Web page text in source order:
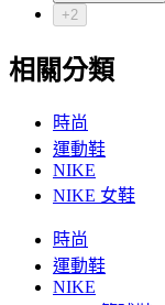
+2
相關分類
時尚
運動鞋
NIKE
NIKE 女鞋
時尚
運動鞋
NIKE